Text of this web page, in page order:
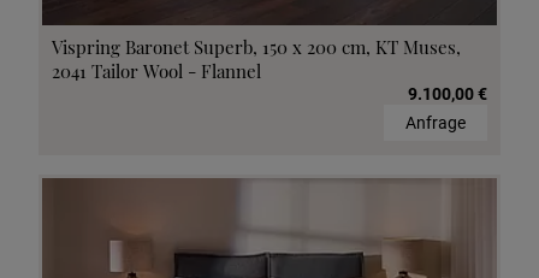
Vispring Baronet Superb, 150 x 200 cm, KT Muses,
2041 Tailor Wool - Flannel
9.100,00 €
Anfrage